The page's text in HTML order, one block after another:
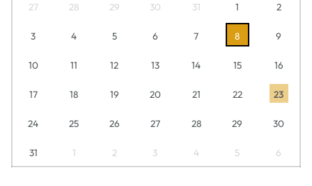
27 28 29 30 31 1 2
3 4 5 6 7 8 9
10 11 12 13 14 15 16
17 18 19 20 21 22 23
24 25 26 27 28 29 30
31 1 2 3 4 5 6